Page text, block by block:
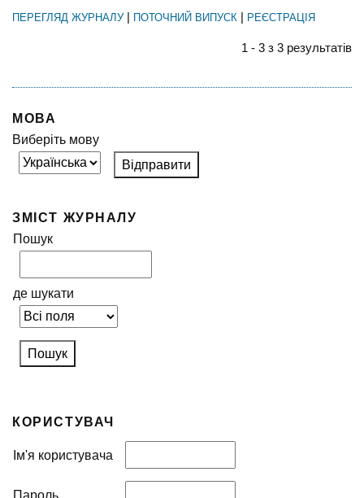
МОВА
Виберіть мову
ЗМІСТ ЖУРНАЛУ
Пошук
де шукати
КОРИСТУВАЧ
Ім'я користувача
Пароль
ПЕРЕГЛЯД ЖУРНАЛУ| ПОТОЧНИЙ ВИПУСК | РЕЄСТРАЦІЯ
1 - 3 з 3 результатів